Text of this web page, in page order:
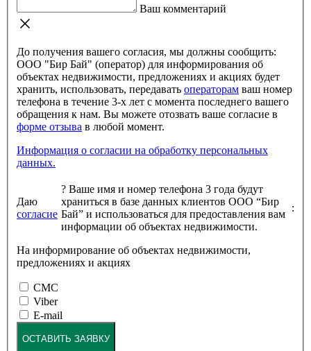
Ваш комментарий
До получения вашего согласия, мы должны сообщить:
ООО "Бир Бай" (оператор) для информирования об
объектах недвижимости, предложениях и акциях будет
хранить, использовать, передавать операторам
телефона в течение 3-х лет с момента последнего вашего
обращения к нам. Вы можете отозвать ваше согласие в
форме отзыва
в любой момент.
Информация о согласии на обработку персональных
данных.
Даю
согласие
? Ваше имя и номер телефона 3 года будут
храниться в базе данных клиентов ООО “Бир
Бай” и использоваться для предоставления вам
информации об объектах недвижимости.
:
На информирование об объектах недвижимости,
предложениях и акциях
СМС
Viber
E-mail
ОСТАВИТЬ ЗАЯВКУ